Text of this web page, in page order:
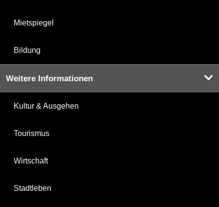
Mietspiegel
Bildung
Weitere Informationen
Kultur & Ausgehen
Tourismus
Wirtschaft
Stadtleben